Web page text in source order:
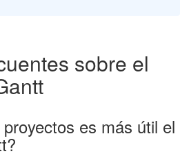
sobre el
es más útil el